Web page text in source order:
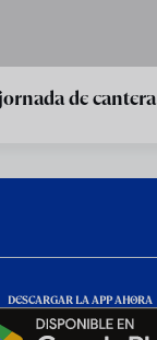
de cantera
DESCARGAR LA APP AHORA